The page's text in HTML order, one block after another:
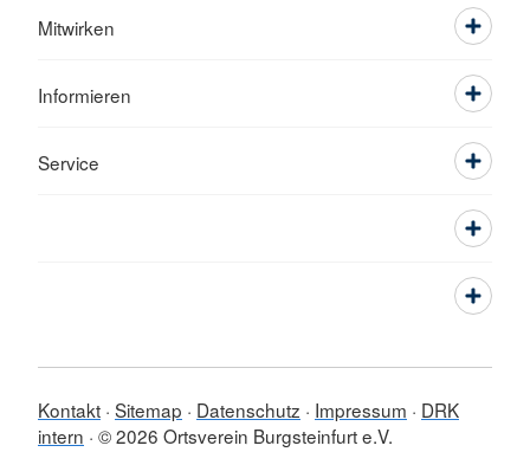
Mitwirken
Informieren
Service
Kontakt Sitemap Datenschutz Impressum
DRK
intern © 2026 Ortsverein Burgsteinfurt e.V.